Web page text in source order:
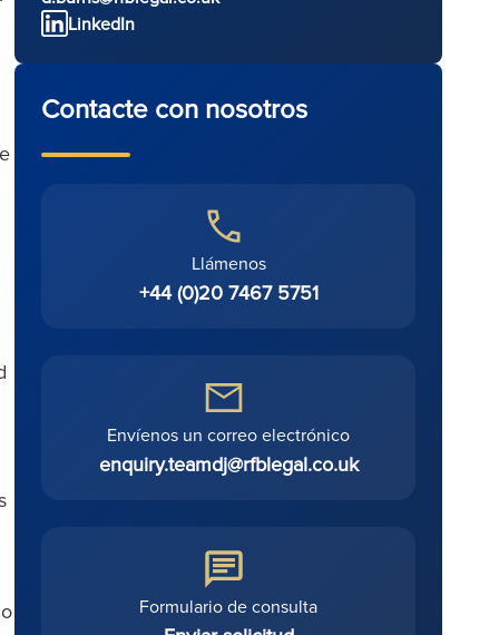
LinkedIn
Contacte con nosotros
Llámenos
+44 (0)20 7467 5751
Envíenos un correo electrónico
enquiry.teamdj@rfblegal.co.uk
Formulario de consulta